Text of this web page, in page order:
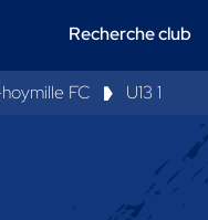
Recherche club
FC U13 1